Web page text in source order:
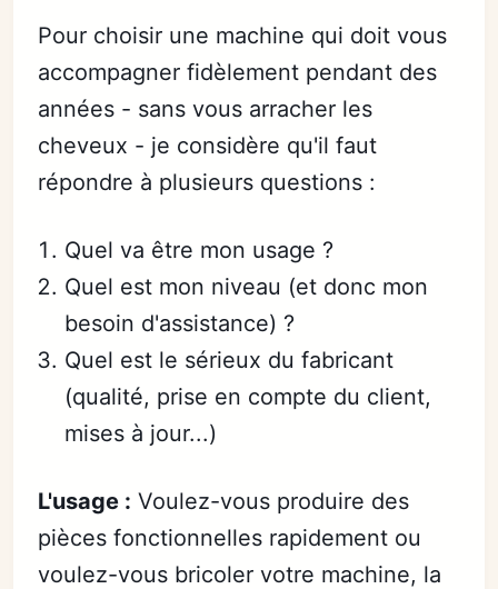
Pour choisir une machine qui doit vous
accompagner fidèlement pendant des
années - sans vous arracher les
cheveux - je considère qu'il faut
répondre à plusieurs questions :
Quel va être mon usage ?
Quel est mon niveau (et donc mon
besoin d'assistance) ?
Quel est le sérieux du fabricant
(qualité, prise en compte du client,
mises à jour...)
L'usage : Voulez-vous produire des
pièces fonctionnelles rapidement ou
voulez-vous bricoler votre machine, la